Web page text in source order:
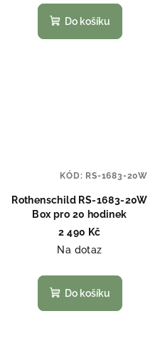
Do košíku
Rothenschild RS-1683-20W
Box pro 20 hodinek
2 490 Kč
Na dotaz
Do košíku
KÓD: RS-1683-20W